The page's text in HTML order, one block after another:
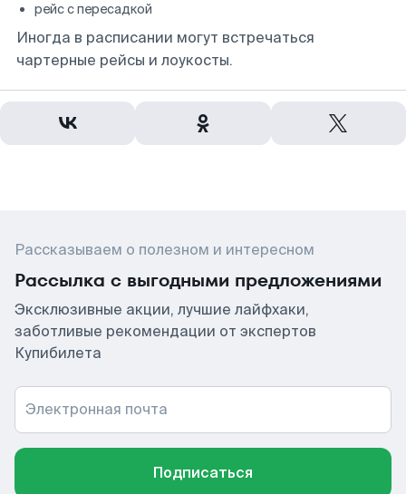
рейс с пересадкой
Иногда в расписании могут встречаться
чартерные рейсы и лоукосты.
Рассказываем о полезном и интересном
Рассылка с выгодными предложениями
Эксклюзивные акции, лучшие лайфхаки,
заботливые рекомендации от экспертов
Купибилета
Электронная почта
Подписаться